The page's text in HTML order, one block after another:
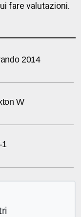
fare valutazioni.
2014
W
1